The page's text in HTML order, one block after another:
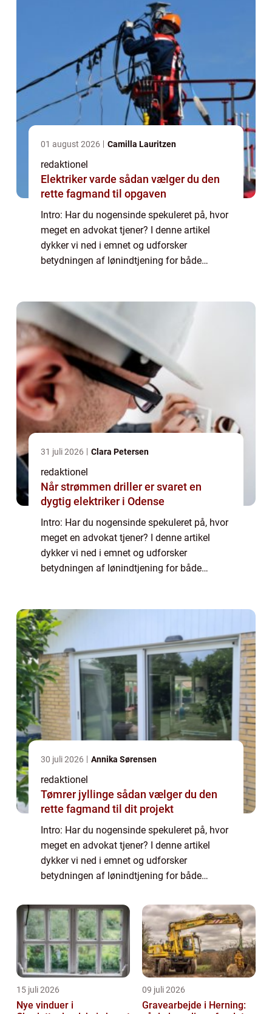
01 august 2026 Camilla Lauritzen
redaktionel
Elektriker varde sådan vælger du den
rette fagmand til opgaven
Intro: Har du nogensinde spekuleret på, hvor
meget en advokat tjener? I denne artikel
dykker vi ned i emnet og udforsker
betydningen af lønindtjening for både
advokatbr...
31 juli 2026 Clara Petersen
redaktionel
Når strømmen driller er svaret en
dygtig elektriker i Odense
Intro: Har du nogensinde spekuleret på, hvor
meget en advokat tjener? I denne artikel
dykker vi ned i emnet og udforsker
betydningen af lønindtjening for både
advokatbr...
30 juli 2026 Annika Sørensen
redaktionel
Tømrer jyllinge sådan vælger du den
rette fagmand til dit projekt
Intro: Har du nogensinde spekuleret på, hvor
meget en advokat tjener? I denne artikel
dykker vi ned i emnet og udforsker
betydningen af lønindtjening for både
også se på den historiske udvikling af
advokatbr...
15 juli 2026
Nye vinduer i
09 juli 2026
Gravearbejde i Herning: